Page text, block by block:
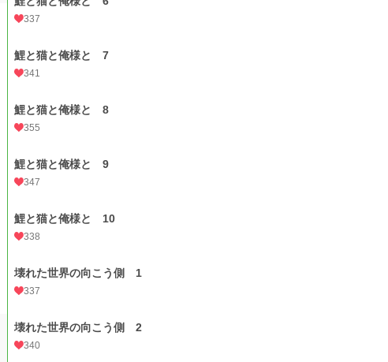
337
鯉と猫と俺様と 7
341
鯉と猫と俺様と 8
355
鯉と猫と俺様と 9
347
鯉と猫と俺様と 10
338
壊れた世界の向こう側 1
337
壊れた世界の向こう側 2
340